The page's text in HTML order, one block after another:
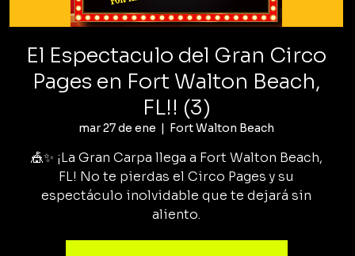
El Espectaculo del Gran Circo
Pages en Fort Walton Beach,
FL!! (3)
mar 27 de ene
  |
Fort Walton Beach
🎪✨ ¡La Gran Carpa llega a Fort Walton Beach,
FL! No te pierdas el Circo Pages y su
espectáculo inolvidable que te dejará sin
aliento.